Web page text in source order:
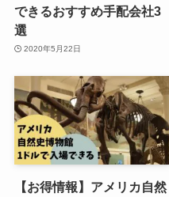
できるおすすめ手配会社3
選
2020年5月22日
【お得情報】アメリカ自然